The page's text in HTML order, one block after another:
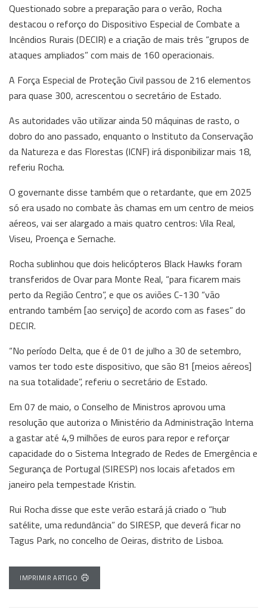
Questionado sobre a preparação para o verão, Rocha
destacou o reforço do Dispositivo Especial de Combate a
Incêndios Rurais (DECIR) e a criação de mais três “grupos de
ataques ampliados” com mais de 160 operacionais.
A Força Especial de Proteção Civil passou de 216 elementos
para quase 300, acrescentou o secretário de Estado.
As autoridades vão utilizar ainda 50 máquinas de rasto, o
dobro do ano passado, enquanto o Instituto da Conservação
da Natureza e das Florestas (ICNF) irá disponibilizar mais 18,
referiu Rocha.
O governante disse também que o retardante, que em 2025
só era usado no combate às chamas em um centro de meios
aéreos, vai ser alargado a mais quatro centros: Vila Real,
Viseu, Proença e Sernache.
Rocha sublinhou que dois helicópteros Black Hawks foram
transferidos de Ovar para Monte Real, “para ficarem mais
perto da Região Centro”, e que os aviões C-130 “vão
entrando também [ao serviço] de acordo com as fases” do
DECIR.
“No período Delta, que é de 01 de julho a 30 de setembro,
vamos ter todo este dispositivo, que são 81 [meios aéreos]
na sua totalidade”, referiu o secretário de Estado.
Em 07 de maio, o Conselho de Ministros aprovou uma
resolução que autoriza o Ministério da Administração Interna
a gastar até 4,9 milhões de euros para repor e reforçar
capacidade do o Sistema Integrado de Redes de Emergência e
Segurança de Portugal (SIRESP) nos locais afetados em
janeiro pela tempestade Kristin.
Rui Rocha disse que este verão estará já criado o “hub
satélite, uma redundância” do SIRESP, que deverá ficar no
Tagus Park, no concelho de Oeiras, distrito de Lisboa.
IMPRIMIR ARTIGO